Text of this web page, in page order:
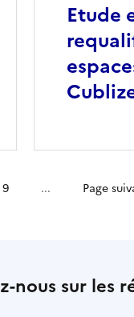
Etude
9 ... Page
nous sur les